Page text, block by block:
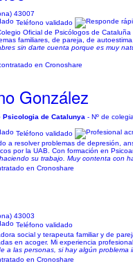
43007
Teléfono validado
Oficial de Psicólogos de
familiares, de pareja, de
sin darte cuenta porque es muy
en Cronoshare
González
Psicologia de Catalunya - Nº de
Teléfono validado
a resolver problemas de depresión,
por la UAB. Con formación en
su trabajo. Muy contenta con
en Cronoshare
43003
Teléfono validado
social y terapeuta familiar y de
en acoger. Mi experiencia
a las personas, si hay algún
en Cronoshare